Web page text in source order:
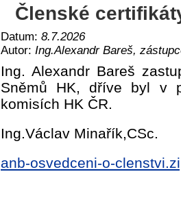
Členské
Datum: 8.7.2026
Autor: Ing.Alexandr Bareš,
Ing. Alexandr Bareš
Sněmů HK, dříve byl v
komisích HK ČR.
Ing.Václav Minařík,CSc.
anb-osvedceni-o-